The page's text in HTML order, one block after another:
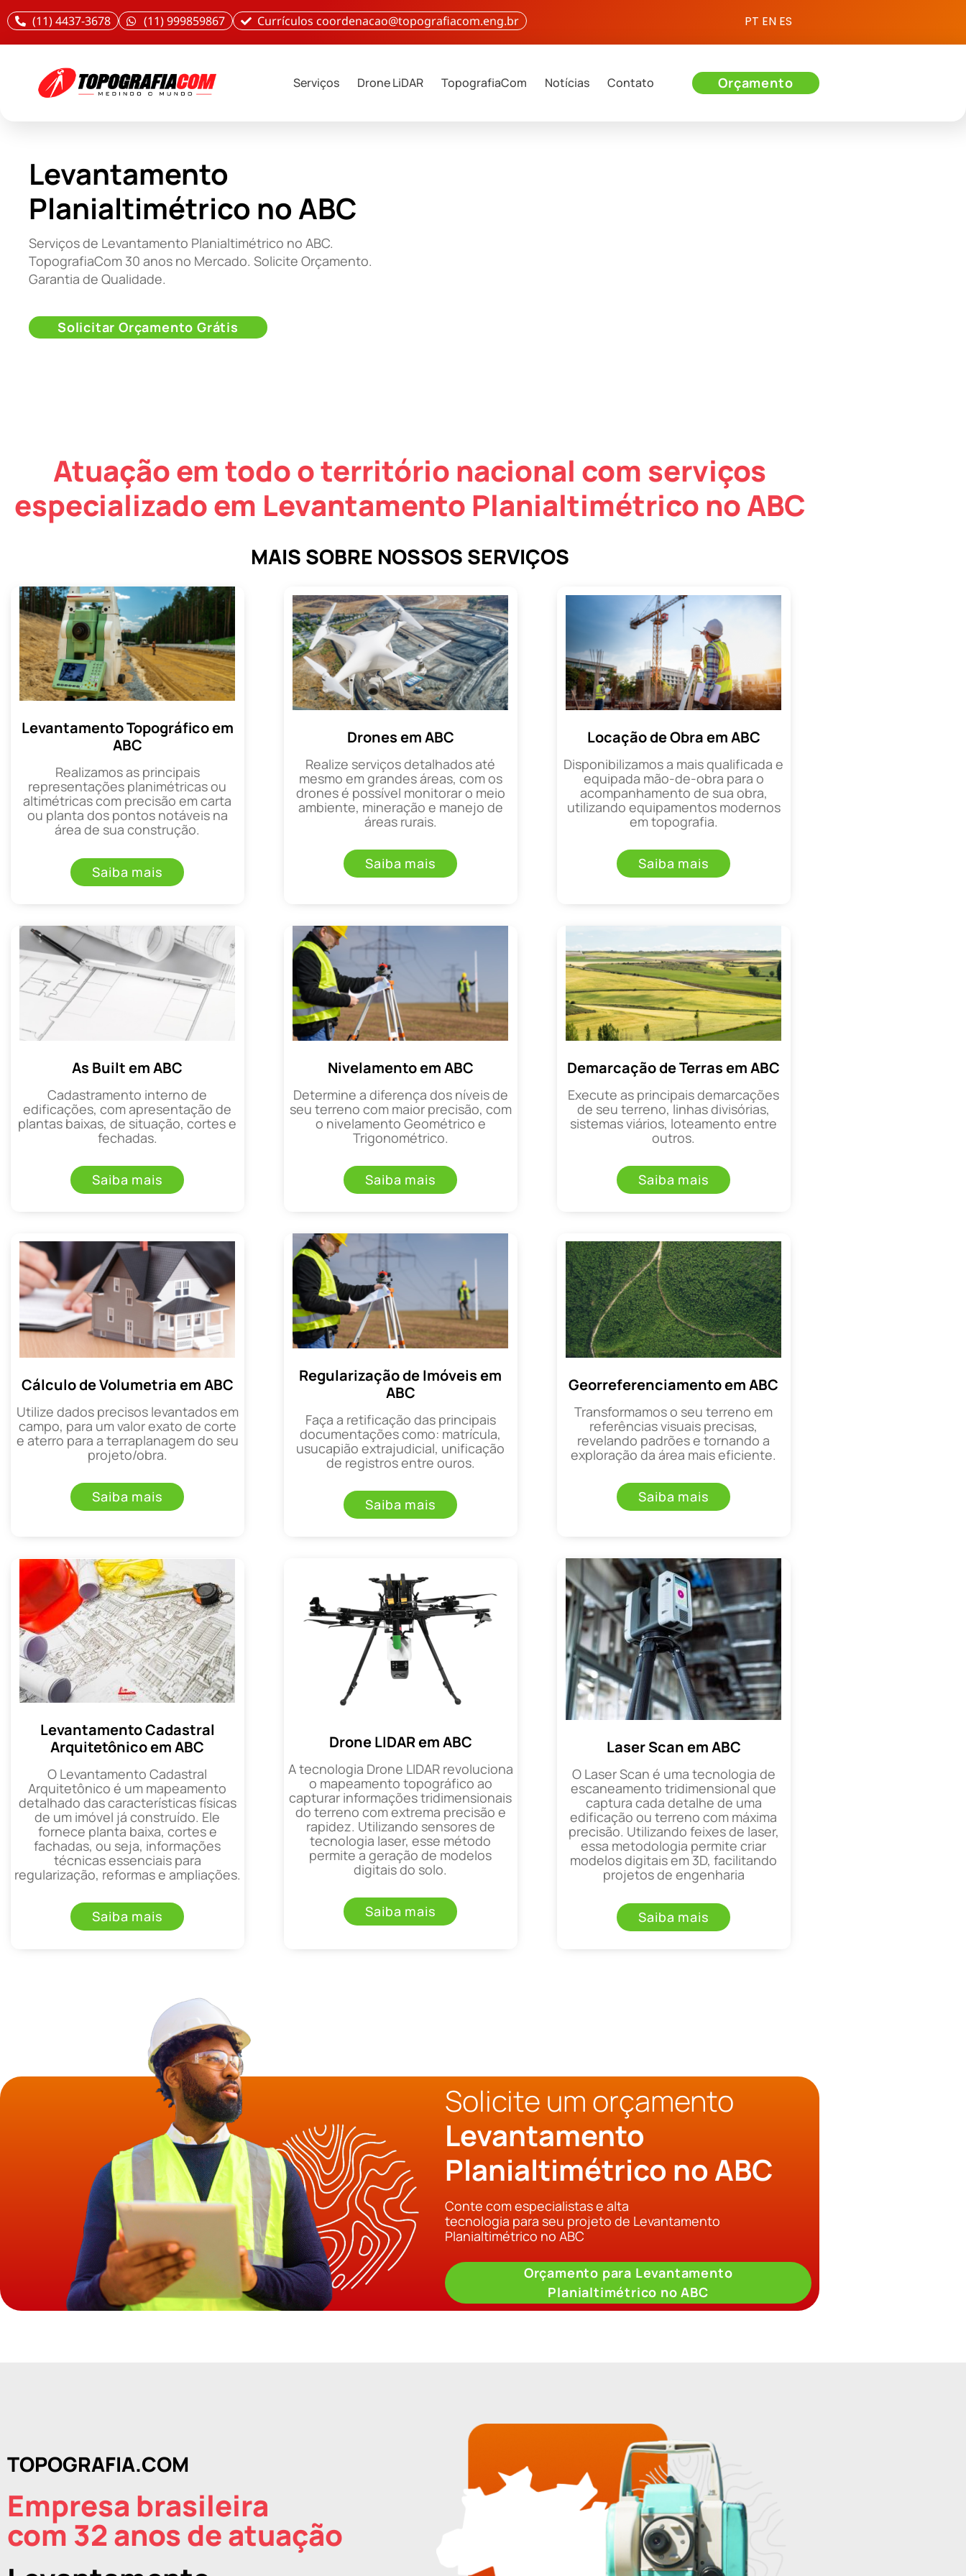
(11) 4437-3678 (11) 999859867 Currículos coordenacao@topografiacom.eng.br PT EN ES
Serviços Drone LiDAR TopografiaCom Notícias Contato Orçamento
Levantamento
Planialtimétrico no ABC
Serviços de Levantamento Planialtimétrico no ABC.
TopografiaCom 30 anos no Mercado. Solicite Orçamento.
Garantia de Qualidade.
Solicitar Orçamento Grátis
Atuação em todo o território nacional com serviços
especializado em Levantamento Planialtimétrico no ABC
MAIS SOBRE NOSSOS SERVIÇOS
Levantamento Topográfico em
ABC
Realizamos as principais
representações planimétricas ou
altimétricas com precisão em carta
ou planta dos pontos notáveis na
área de sua construção.
Saiba mais
Drones em ABC
Realize serviços detalhados até
mesmo em grandes áreas, com os
drones é possível monitorar o meio
ambiente, mineração e manejo de
áreas rurais.
Saiba mais
Locação de Obra em ABC
Disponibilizamos a mais qualificada e
equipada mão-de-obra para o
acompanhamento de sua obra,
utilizando equipamentos modernos
em topografia.
Saiba mais
As Built em ABC
Cadastramento interno de
edificações, com apresentação de
plantas baixas, de situação, cortes e
fechadas.
Saiba mais
Nivelamento em ABC
Determine a diferença dos níveis de
seu terreno com maior precisão, com
o nivelamento Geométrico e
Trigonométrico.
Saiba mais
Demarcação de Terras em ABC
Execute as principais demarcações
de seu terreno, linhas divisórias,
sistemas viários, loteamento entre
outros.
Saiba mais
Cálculo de Volumetria em ABC
Utilize dados precisos levantados em
campo, para um valor exato de corte
e aterro para a terraplanagem do seu
projeto/obra.
Saiba mais
Regularização de Imóveis em
ABC
Faça a retificação das principais
documentações como: matrícula,
usucapião extrajudicial, unificação
de registros entre ouros.
Saiba mais
Georreferenciamento em ABC
Transformamos o seu terreno em
referências visuais precisas,
revelando padrões e tornando a
exploração da área mais eficiente.
Saiba mais
Levantamento Cadastral
Arquitetônico em ABC
O Levantamento Cadastral
Arquitetônico é um mapeamento
detalhado das características físicas
de um imóvel já construído. Ele
fornece planta baixa, cortes e
fachadas, ou seja, informações
técnicas essenciais para
regularização, reformas e ampliações.
Saiba mais
Drone LIDAR em ABC
A tecnologia Drone LIDAR revoluciona
o mapeamento topográfico ao
capturar informações tridimensionais
do terreno com extrema precisão e
rapidez. Utilizando sensores de
tecnologia laser, esse método
permite a geração de modelos
digitais do solo.
Saiba mais
Laser Scan em ABC
O Laser Scan é uma tecnologia de
escaneamento tridimensional que
captura cada detalhe de uma
edificação ou terreno com máxima
precisão. Utilizando feixes de laser,
essa metodologia permite criar
modelos digitais em 3D, facilitando
projetos de engenharia
Saiba mais
Solicite um orçamento
Levantamento
Planialtimétrico no ABC
Conte com especialistas e alta
tecnologia para seu projeto de Levantamento
Planialtimétrico no ABC
Orçamento para Levantamento
Planialtimétrico no ABC
TOPOGRAFIA.COM
Empresa brasileira
com 32 anos de atuação